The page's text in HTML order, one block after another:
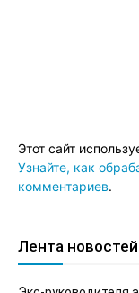
Этот сайт
Узнайте, как
комментариев.
Лента новостей